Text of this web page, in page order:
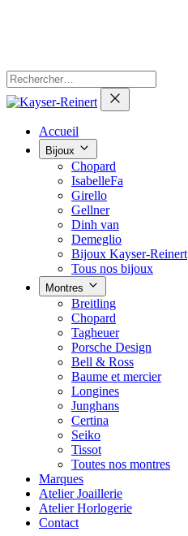
Accueil
Bijoux
Chopard
IsabelleFa
Girello
Gellner
Dinh van
Demeglio
Bijoux Kayser-Reinert
Tous nos bijoux
Montres
Breitling
Chopard
Tagheuer
Porsche Design
Bell & Ross
Baume et mercier
Longines
Junghans
Certina
Seiko
Tissot
Toutes nos montres
Marques
Atelier Joaillerie
Atelier Horlogerie
Contact